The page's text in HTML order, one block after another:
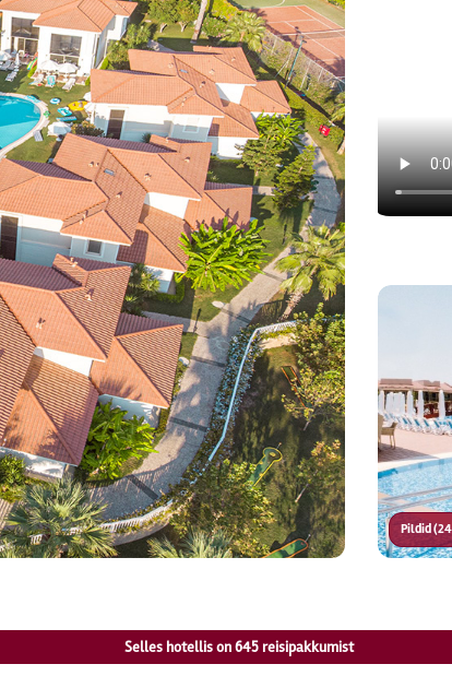
Pildid
Selles hotellis on645 reisipakkumist